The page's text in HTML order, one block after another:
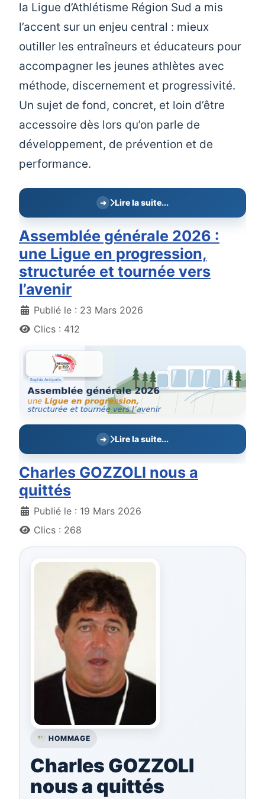
la Ligue d’Athlétisme Région Sud a mis
l’accent sur un enjeu central : mieux
outiller les entraîneurs et éducateurs pour
accompagner les jeunes athlètes avec
méthode, discernement et progressivité.
Un sujet de fond, concret, et loin d’être
accessoire dès lors qu’on parle de
développement, de prévention et de
performance.
Lire la suite...
Assemblée générale 2026 :
une Ligue en progression,
structurée et tournée vers
l’avenir
DétailsPublié le : 23 Mars 2026
Clics : 412
Lire la suite...
Charles GOZZOLI nous a
quittés
DétailsPublié le : 19 Mars 2026
Clics : 268
🕊️ HOMMAGE
Charles GOZZOLI
nous a quittés